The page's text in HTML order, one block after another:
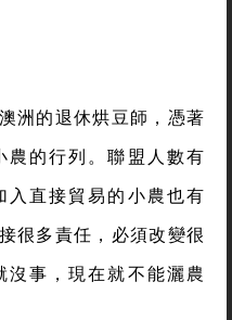
洲的退休烘豆師，憑著
的行列。聯盟人數有
入直接貿易的小農也有
很多責任，必須改變很
事，現在就不能灑農